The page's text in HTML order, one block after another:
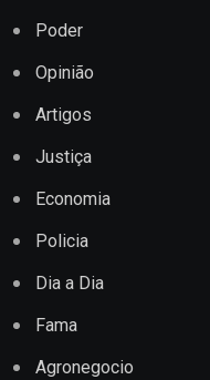
Poder
Opinião
Artigos
Justiça
Economia
Policia
Dia a Dia
Fama
Agronegocio